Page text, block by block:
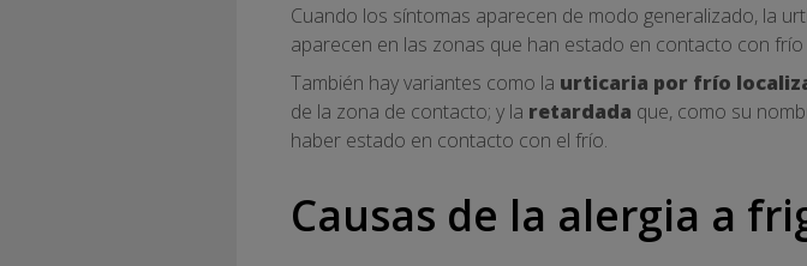
Cuando los síntomas aparecen de modo generalizado, la
aparecen en las zonas que han estado en contacto con
También hay variantes como la urticaria por frío
de la zona de contacto; y la retardada que, como su
haber estado en contacto con el frío.
Causas de la alergia a